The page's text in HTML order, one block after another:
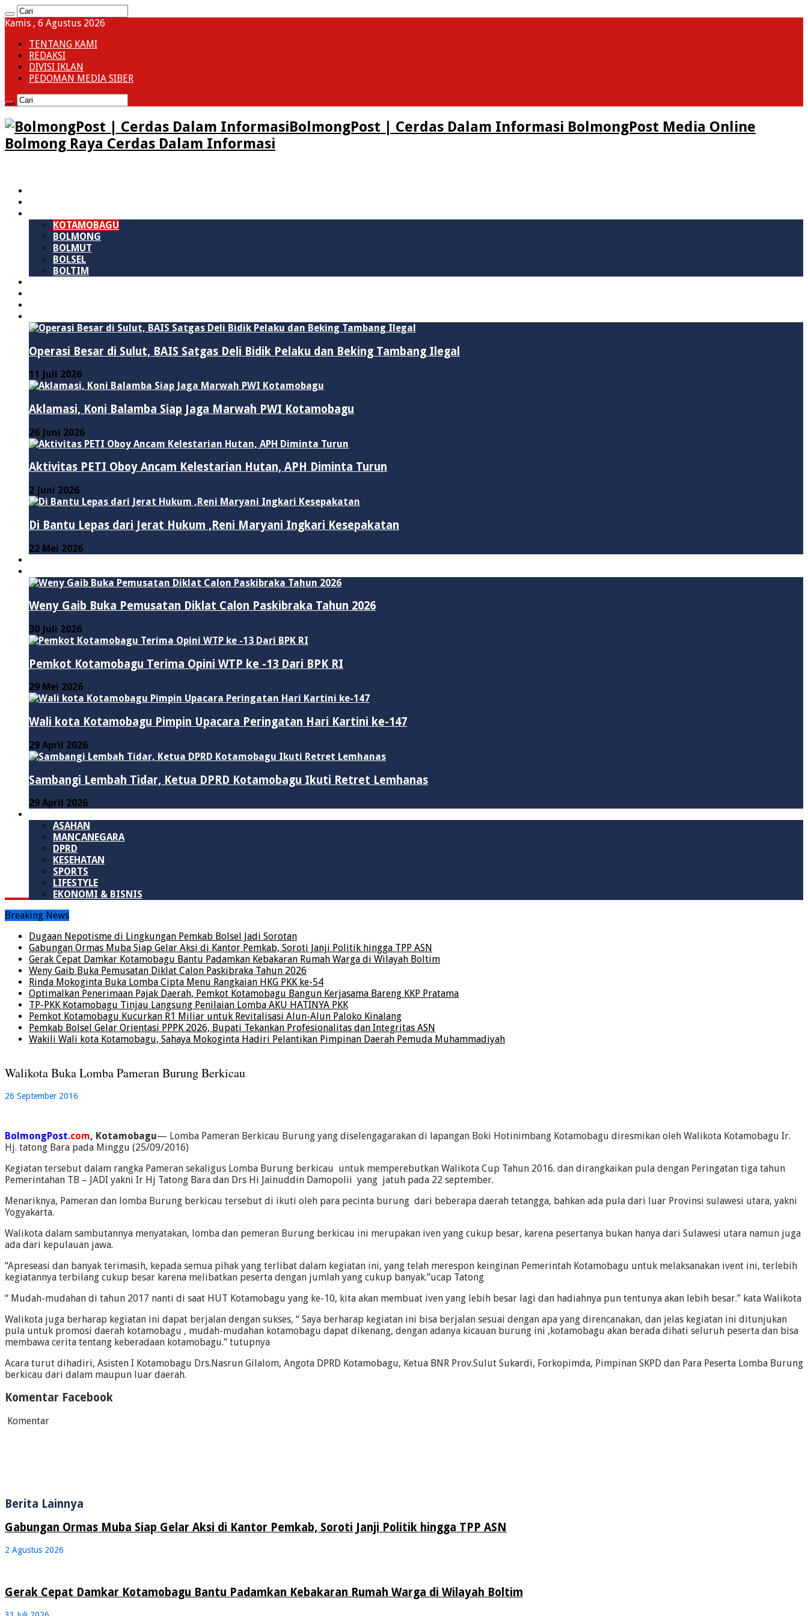
Kamis , 6 Agustus 2026
TENTANG KAMI
REDAKSI
DIVISI IKLAN
PEDOMAN MEDIA SIBER
BolmongPost | Cerdas Dalam Informasi BolmongPost Media Online
Bolmong Raya Cerdas Dalam Informasi
KOTAMOBAGU
BOLMONG
BOLMUT
BOLSEL
BOLTIM
Operasi Besar di Sulut, BAIS Satgas Deli Bidik Pelaku dan Beking Tambang Ilegal
11 Juli 2026
Aklamasi, Koni Balamba Siap Jaga Marwah PWI Kotamobagu
26 Juni 2026
Aktivitas PETI Oboy Ancam Kelestarian Hutan, APH Diminta Turun
2 Juni 2026
Di Bantu Lepas dari Jerat Hukum ,Reni Maryani Ingkari Kesepakatan
22 Mei 2026
Weny Gaib Buka Pemusatan Diklat Calon Paskibraka Tahun 2026
30 Juli 2026
Pemkot Kotamobagu Terima Opini WTP ke -13 Dari BPK RI
29 Mei 2026
Wali kota Kotamobagu Pimpin Upacara Peringatan Hari Kartini ke-147
29 April 2026
Sambangi Lembah Tidar, Ketua DPRD Kotamobagu Ikuti Retret Lemhanas
29 April 2026
ASAHAN
MANCANEGARA
DPRD
KESEHATAN
SPORTS
LIFESTYLE
EKONOMI & BISNIS
Breaking News
Dugaan Nepotisme di Lingkungan Pemkab Bolsel Jadi Sorotan
Gabungan Ormas Muba Siap Gelar Aksi di Kantor Pemkab, Soroti Janji Politik hingga TPP ASN
Gerak Cepat Damkar Kotamobagu Bantu Padamkan Kebakaran Rumah Warga di Wilayah Boltim
Weny Gaib Buka Pemusatan Diklat Calon Paskibraka Tahun 2026
Rinda Mokoginta Buka Lomba Cipta Menu Rangkaian HKG PKK ke-54
Optimalkan Penerimaan Pajak Daerah, Pemkot Kotamobagu Bangun Kerjasama Bareng KKP Pratama
TP-PKK Kotamobagu Tinjau Langsung Penilaian Lomba AKU HATINYA PKK
Pemkot Kotamobagu Kucurkan R1 Miliar untuk Revitalisasi Alun-Alun Paloko Kinalang
Pemkab Bolsel Gelar Orientasi PPPK 2026, Bupati Tekankan Profesionalitas dan Integritas ASN
Wakili Wali kota Kotamobagu, Sahaya Mokoginta Hadiri Pelantikan Pimpinan Daerah Pemuda Muhammadiyah
Walikota Buka Lomba Pameran Burung Berkicau
26 September 2016
BolmongPost.com, Kotamobagu— Lomba Pameran Berkicau Burung yang diselengagarakan di lapangan Boki Hotinimbang Kotamobagu diresmikan oleh Walikota Kotamobagu Ir.
Hj. tatong Bara pada Minggu (25/09/2016)
Kegiatan tersebut dalam rangka Pameran sekaligus Lomba Burung berkicau untuk memperebutkan Walikota Cup Tahun 2016. dan dirangkaikan pula dengan Peringatan tiga tahun
Pemerintahan TB – JADI yakni Ir Hj Tatong Bara dan Drs Hi Jainuddin Damopolii yang jatuh pada 22 september.
Menariknya, Pameran dan lomba Burung berkicau tersebut di ikuti oleh para pecinta burung dari beberapa daerah tetangga, bahkan ada pula dari luar Provinsi sulawesi utara, yakni
Yogyakarta.
Walikota dalam sambutannya menyatakan, lomba dan pemeran Burung berkicau ini merupakan iven yang cukup besar, karena pesertanya bukan hanya dari Sulawesi utara namun juga
ada dari kepulauan jawa.
“Apreseasi dan banyak terimasih, kepada semua pihak yang terlibat dalam kegiatan ini, yang telah merespon keinginan Pemerintah Kotamobagu untuk melaksanakan ivent ini, terlebih
kegiatannya terbilang cukup besar karena melibatkan peserta dengan jumlah yang cukup banyak.”ucap Tatong
“ Mudah-mudahan di tahun 2017 nanti di saat HUT Kotamobagu yang ke-10, kita akan membuat iven yang lebih besar lagi dan hadiahnya pun tentunya akan lebih besar.” kata Walikota
Walikota juga berharap kegiatan ini dapat berjalan dengan sukses, “ Saya berharap kegiatan ini bisa berjalan sesuai dengan apa yang direncanakan, dan jelas kegiatan ini ditunjukan
pula untuk promosi daerah kotamobagu , mudah-mudahan kotamobagu dapat dikenang, dengan adanya kicauan burung ini ,kotamobagu akan berada dihati seluruh peserta dan bisa
membawa cerita tentang keberadaan kotamobagu.” tutupnya
Acara turut dihadiri, Asisten I Kotamobagu Drs.Nasrun Gilalom, Angota DPRD Kotamobagu, Ketua BNR Prov.Sulut Sukardi, Forkopimda, Pimpinan SKPD dan Para Peserta Lomba Burung
berkicau dari dalam maupun luar daerah.
Komentar Facebook
Komentar
Berita Lainnya
Gabungan Ormas Muba Siap Gelar Aksi di Kantor Pemkab, Soroti Janji Politik hingga TPP ASN
2 Agustus 2026
Gerak Cepat Damkar Kotamobagu Bantu Padamkan Kebakaran Rumah Warga di Wilayah Boltim